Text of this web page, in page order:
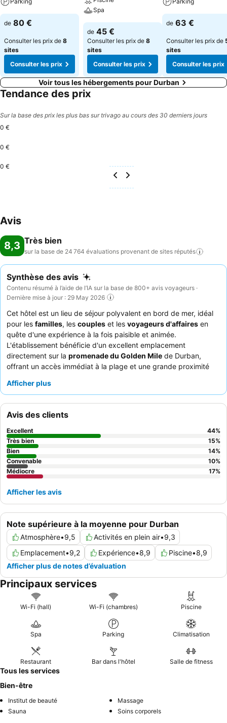
de 80 €
Consulter les prix de 8
sites
Consulter les prix
Spa
de 45 €
Consulter les prix de 8
sites
Consulter les prix
de 63 €
Consulter les prix de
sites
Consulter les prix
Voir tous les hébergements pour Durban
Tendance des prix
Sur la base des prix les plus bas sur trivago au cours des 30 derniers jours
0 €
0 €
0 €
Avis
8,3 Très bien
sur la base de 24 764 évaluations provenant de sites réputés
Synthèse des avis
Contenu résumé à l’aide de l’IA sur la base de 800+ avis voyageurs ·
Dernière mise à jour : 29 May 2026
Cet hôtel est un lieu de séjour polyvalent en bord de mer, idéal
pour les familles, les couples et les voyageurs d'affaires en
quête d'une expérience à la fois paisible et animée.
L'établissement bénéficie d'un excellent emplacement
directement sur la promenade du Golden Mile de Durban,
offrant un accès immédiat à la plage et une grande proximité
déjeuner buffet
aux régimes alimentaires. Les clients ne tarissent pas d'éloges
sur lepersonnel amical et professionnel
leur séjour mémorable. Pour profiter au mieux de la vue, il est
recommandé de demander une chambre aux
supérieurs
afin d'apprécier pleinement les vues imprenables
sur l'océan.
Afficher plus
Note supérieure à la moyenne pour Durban
Atmosphère•9,5 Activités en plein air•9,3
Emplacement•9,2 Expérience•8,9 Piscine•8,9
Afficher plus de notes d’évaluation
Avis des clients
Excellent 44%
Très bien
15%
Bien
14%
Convenable
10%
Médiocre
17%
Afficher les avis
Principaux services
Wi-Fi (hall) Wi-Fi (chambres) Piscine
Spa Parking Climatisation
Restaurant Bar dans l'hôtel Salle de fitness
Tous les services
Bien-être
Institut de beauté
Massage
Sauna
Soins corporels